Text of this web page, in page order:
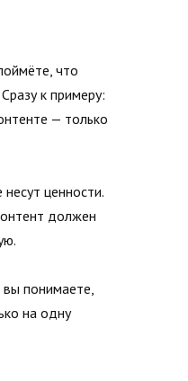
что
к примеру:
— только
ценности.
должен
понимаете,
на одну